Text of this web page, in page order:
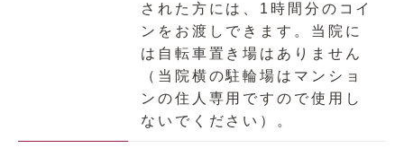
された方には、1時間分のコイ
ンをお渡しできます。当院に
は自転車置き場はありません
（当院横の駐輪場はマンショ
ンの住人専用ですので使用し
ないでください）。